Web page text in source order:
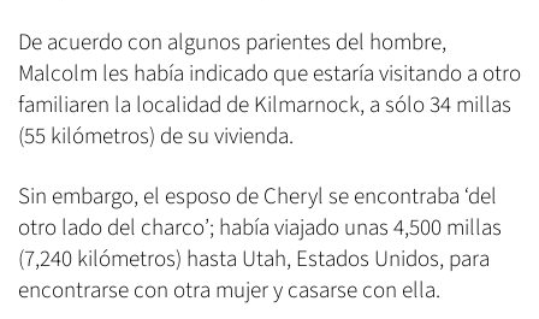
De acuerdo con algunos parientes del hombre,
Malcolm les había indicado que estaría visitando a otro
familiaren la localidad de Kilmarnock, a sólo 34 millas
(55 kilómetros) de su vivienda.
Sin embargo, el esposo de Cheryl se encontraba ‘del
otro lado del charco’; había viajado unas 4,500 millas
(7,240 kilómetros) hasta Utah, Estados Unidos, para
encontrarse con otra mujer y casarse con ella.